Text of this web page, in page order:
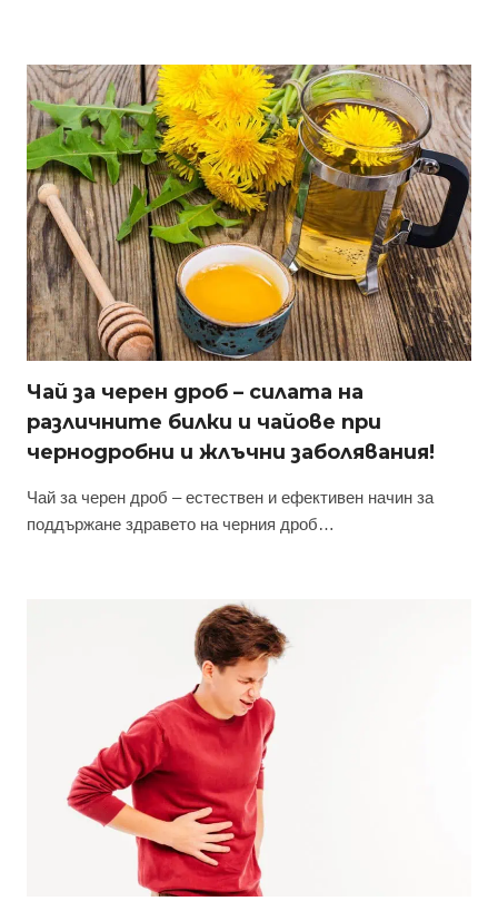
Чай за черен дроб – силата на
различните билки и чайове при
чернодробни и жлъчни заболявания!
Чай за черен дроб – естествен и ефективен начин за
поддържане здравето на черния дроб…